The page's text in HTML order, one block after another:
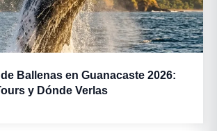
Ballenas en Guanacaste 2026:
y Dónde Verlas